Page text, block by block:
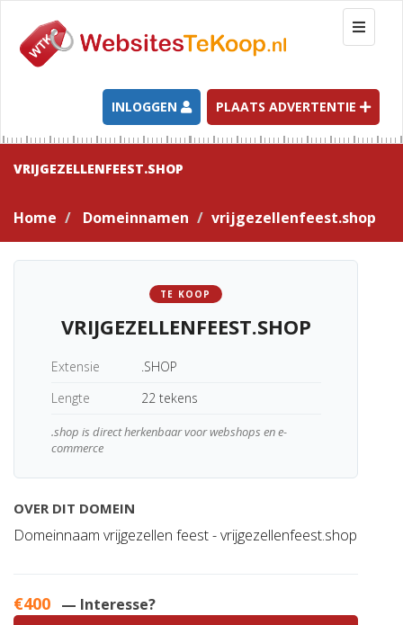
T
o
g
l
e
n
g
a
t
INLOGGEN PLAATS ADVERTENTIE
VRIJGEZELLENFEEST.SHOP
Home Domeinnamen vrijgezellenfeest.shop
TE KOOP
VRIJGEZELLENFEEST.SHOP
Extensie
.SHOP
Lengte
22 tekens
.shop is direct herkenbaar voor webshops en e-
commerce
OVER DIT DOMEIN
Domeinnaam vrijgezellen feest - vrijgezellenfeest.shop
€400 — Interesse?